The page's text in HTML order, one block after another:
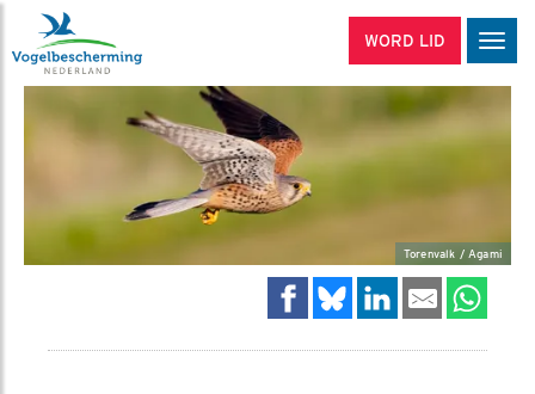
WORD LID
Torenvalk / Agami